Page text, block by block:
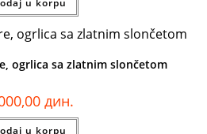
ogrlica sa zlatnim slončetom
дин.
u korpu